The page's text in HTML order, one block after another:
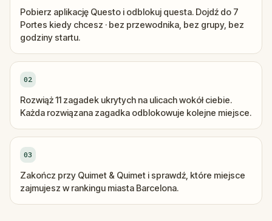
Pobierz aplikację Questo i odblokuj questa. Dojdź do 7
Portes kiedy chcesz · bez przewodnika, bez grupy, bez
godziny startu.
02
Rozwiąż 11 zagadek ukrytych na ulicach wokół ciebie.
Każda rozwiązana zagadka odblokowuje kolejne miejsce.
03
Zakończ przy Quimet & Quimet i sprawdź, które miejsce
zajmujesz w rankingu miasta Barcelona.